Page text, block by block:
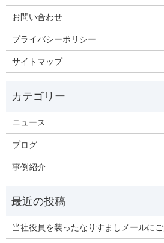
お問い合わせ
プライバシーポリシー
サイトマップ
ニュース
ブログ
事例紹介
当社役員を装ったなりすましメールにご